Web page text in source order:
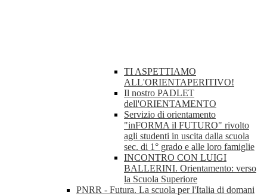
TI ASPETTIAMO
ALL'ORIENTAPERITIVO!
Il nostro PADLET
dell'ORIENTAMENTO
Servizio di orientamento
"inFORMA il FUTURO" rivolto
agli studenti in uscita dalla scuola
sec. di 1° grado e alle loro famiglie
INCONTRO CON LUIGI
BALLERINI. Orientamento: verso
la Scuola Superiore
PNRR - Futura. La scuola per l'Italia di domani